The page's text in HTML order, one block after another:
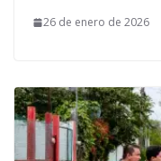
26 de enero de 2026